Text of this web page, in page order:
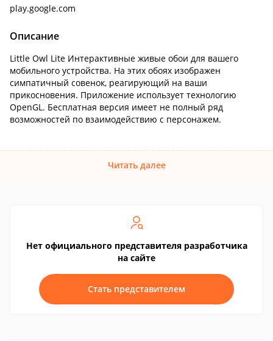
play.google.com
Описание
Little Owl Lite Интерактивные живые обои для вашего
мобильного устройства. На этих обоях изображен
симпатичный совенок, реагирующий на ваши
прикосновения. Приложение использует технологию
OpenGL. Бесплатная версия имеет не полный ряд
возможностей по взаимодействию с персонажем.
Читать далее
Нет официального представителя разработчика
на сайте
Стать представителем